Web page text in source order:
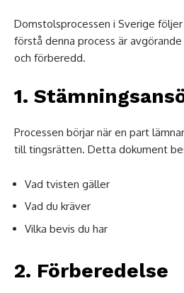
Domstolsprocessen i Sverige
förstå denna process är
och förberedd.
1.
Processen börjar när en part
till tingsrätten. Detta dokument
Vad tvisten gäller
Vad du kräver
Vilka bevis du har
2. Förberedelse